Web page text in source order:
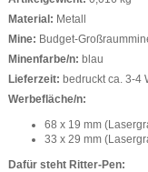
Material: Metall
Mine: Budget-
Minenfarbe/n: blau
Lieferzeit: bedruckt ca. 3-4
Werbefläche/n:
68 x 19 mm
33 x 29 mm
Dafür steht Ritter-Pen: